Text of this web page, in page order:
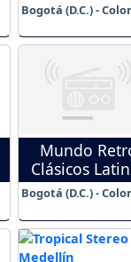
Bogotá (D.C.) -
Mundo
Clásicos
Bogotá (D.C.) -